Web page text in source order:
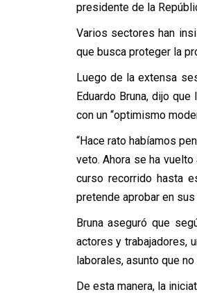
presidente de la
Varios sectores han
que busca proteger la
Luego de la extensa
Eduardo Bruna, dijo
con un “optimismo
“Hace rato habíamos
veto. Ahora se ha
curso recorrido hasta
pretende aprobar en
Bruna aseguró que
actores y trabajadores,
laborales, asunto que
De esta manera, la